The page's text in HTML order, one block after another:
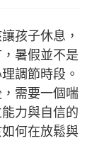
孩子休息，
暑假並不是
調節時段。
需要一個喘
力與自信的
何在放鬆與